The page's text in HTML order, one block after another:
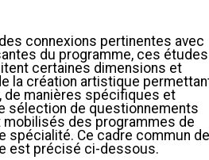
connexions pertinentes avec
du programme, ces études
certaines dimensions et
la création artistique
de manières spécifiques et
sélection de questionnements
mobilisés des programmes de
spécialité. Ce cadre commun de
est précisé ci-dessous.